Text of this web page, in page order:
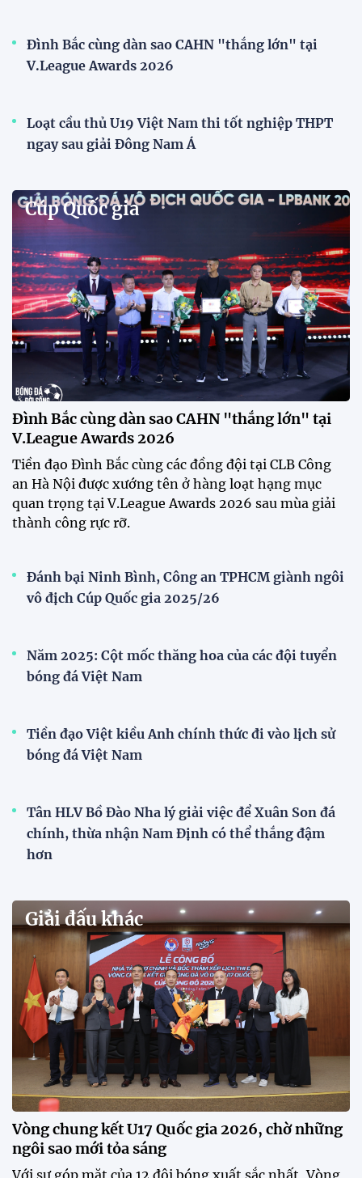
Đình Bắc cùng dàn sao CAHN "thắng lớn" tại
V.League Awards 2026
Loạt cầu thủ U19 Việt Nam thi tốt nghiệp THPT
ngay sau giải Đông Nam Á
Cúp Quốc gia
Đình Bắc cùng dàn sao CAHN "thắng lớn" tại
V.League Awards 2026
Tiền đạo Đình Bắc cùng các đồng đội tại CLB Công
an Hà Nội được xướng tên ở hàng loạt hạng mục
quan trọng tại V.League Awards 2026 sau mùa giải
thành công rực rỡ.
Đánh bại Ninh Bình, Công an TPHCM giành ngôi
vô địch Cúp Quốc gia 2025/26
Năm 2025: Cột mốc thăng hoa của các đội tuyển
bóng đá Việt Nam
Tiền đạo Việt kiều Anh chính thức đi vào lịch sử
bóng đá Việt Nam
Tân HLV Bồ Đào Nha lý giải việc để Xuân Son đá
chính, thừa nhận Nam Định có thể thắng đậm
hơn
Giải đấu khác
Vòng chung kết U17 Quốc gia 2026, chờ những
ngôi sao mới tỏa sáng